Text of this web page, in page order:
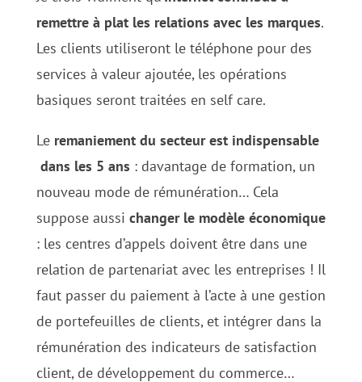
remettre à plat les relations avec les marques.
Les clients utiliseront le téléphone pour des
services à valeur ajoutée, les opérations
basiques seront traitées en self care.
Le remaniement du secteur est indispensable
dans les 5 ans : davantage de formation, un
nouveau mode de rémunération… Cela
suppose aussi changer le modèle économique
: les centres d’appels doivent être dans une
relation de partenariat avec les entreprises ! Il
faut passer du paiement à l’acte à une gestion
de portefeuilles de clients, et intégrer dans la
rémunération des indicateurs de satisfaction
client, de développement du commerce…